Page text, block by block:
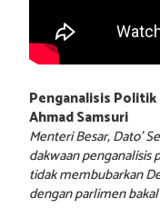
Penganalisis Politik
Ahmad Samsuri
Menteri Besar, Dato’
dakwaan penganalisis
tidak membubarkan
dengan parlimen